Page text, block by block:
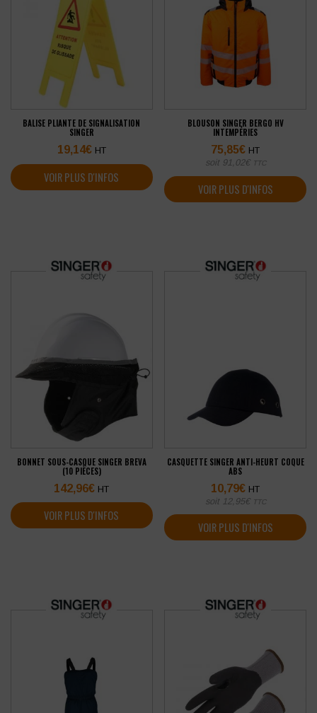
BALISE PLIANTE DE SIGNALISATION
SINGER
19,14€ HT
VOIR PLUS D'INFOS
BLOUSON SINGER BERGO HV
INTEMPÉRIES
75,85€ HT
soit 91,02€ TTC
VOIR PLUS D'INFOS
BONNET SOUS-CASQUE SINGER BREVA
(10 PIÈCES)
142,96€ HT
VOIR PLUS D'INFOS
CASQUETTE SINGER ANTI-HEURT COQUE
ABS
10,79€ HT
soit 12,95€ TTC
VOIR PLUS D'INFOS